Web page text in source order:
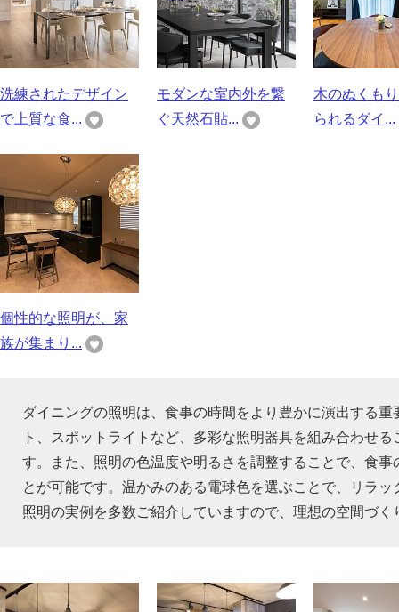
洗練されたデザイン
で上質な食...
モダンな室内外を繋
ぐ天然石貼...
木のぬくも
られるダイ...
個性的な照明が、家
族が集まり...
ダイニングの照明は、食事の時間をより豊かに演出する
ト、スポットライトなど、多彩な照明器具を組み合わせ
す。また、照明の色温度や明るさを調整することで、食
とが可能です。温かみのある電球色を選ぶことで、リラ
照明の実例を多数ご紹介していますので、理想の空間づ